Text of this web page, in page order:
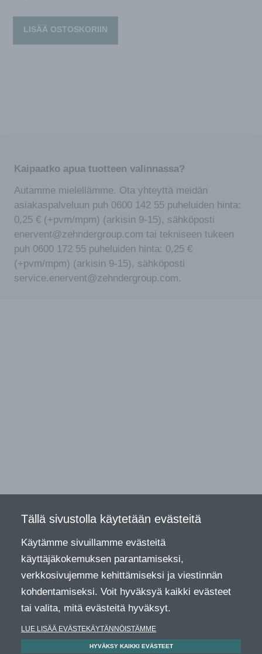
LISÄÄ OSTOSKORIIN
Kaipaatko apua tuotteen valinnassa?
Autamme mielellämme. Ota yhteyttä meidän
asiakaspalveluun puh 0600 142 55 puheluiden hinta:
0,25 € (+pvm/mpm) (arkisin 9-15), sähköposti
enervent@zehndergroup.com tai tekniseen tukeen
puh 0600 172 55 puheluiden hinta: 0,25 €
(+pvm/mpm) (arkisin 9-15), sähköposti
service.enervent@zehndergroup.com.
Tällä sivustolla käytetään evästeitä
Käytämme sivuillamme evästeitä
käyttäjäkokemuksen parantamiseksi,
verkkosivujemme kehittämiseksi ja viestinnän
kohdentamiseksi. Voit hyväksyä kaikki evästeet
tai valita, mitä evästeitä hyväksyt.
LUE LISÄÄ EVÄSTEKÄYTÄNNÖISTÄMME
HYVÄKSY KAIKKI EVÄSTEET